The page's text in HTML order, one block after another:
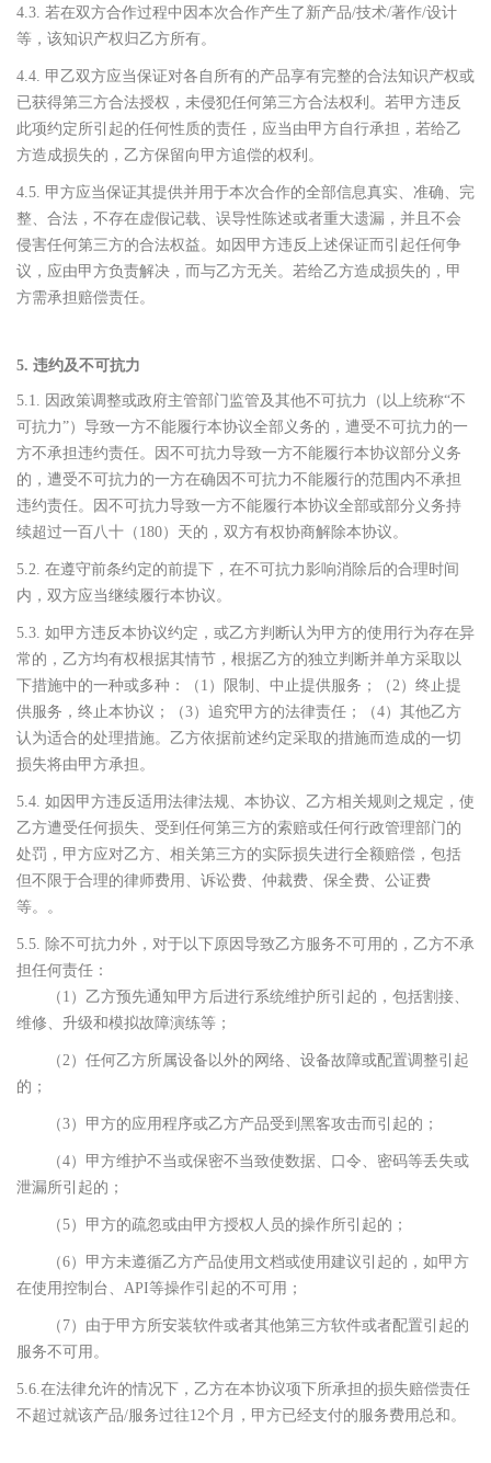
4.3. 若在双方合作过程中因本次合作产生了新产品/技术/著作/设计
等，该知识产权归乙方所有。
4.4. 甲乙双方应当保证对各自所有的产品享有完整的合法知识产权或
已获得第三方合法授权，未侵犯任何第三方合法权利。若甲方违反
此项约定所引起的任何性质的责任，应当由甲方自行承担，若给乙
方造成损失的，乙方保留向甲方追偿的权利。
4.5. 甲方应当保证其提供并用于本次合作的全部信息真实、准确、完
整、合法，不存在虚假记载、误导性陈述或者重大遗漏，并且不会
侵害任何第三方的合法权益。如因甲方违反上述保证而引起任何争
议，应由甲方负责解决，而与乙方无关。若给乙方造成损失的，甲
方需承担赔偿责任。
5. 违约及不可抗力
5.1. 因政策调整或政府主管部门监管及其他不可抗力（以上统称“不
可抗力”）导致一方不能履行本协议全部义务的，遭受不可抗力的一
方不承担违约责任。因不可抗力导致一方不能履行本协议部分义务
的，遭受不可抗力的一方在确因不可抗力不能履行的范围内不承担
违约责任。因不可抗力导致一方不能履行本协议全部或部分义务持
续超过一百八十（180）天的，双方有权协商解除本协议。
5.2. 在遵守前条约定的前提下，在不可抗力影响消除后的合理时间
内，双方应当继续履行本协议。
5.3. 如甲方违反本协议约定，或乙方判断认为甲方的使用行为存在异
常的，乙方均有权根据其情节，根据乙方的独立判断并单方采取以
下措施中的一种或多种：（1）限制、中止提供服务；（2）终止提
供服务，终止本协议；（3）追究甲方的法律责任；（4）其他乙方
认为适合的处理措施。乙方依据前述约定采取的措施而造成的一切
损失将由甲方承担。
5.4. 如因甲方违反适用法律法规、本协议、乙方相关规则之规定，使
乙方遭受任何损失、受到任何第三方的索赔或任何行政管理部门的
处罚，甲方应对乙方、相关第三方的实际损失进行全额赔偿，包括
但不限于合理的律师费用、诉讼费、仲裁费、保全费、公证费
等。。
5.5. 除不可抗力外，对于以下原因导致乙方服务不可用的，乙方不承
担任何责任：
（1）乙方预先通知甲方后进行系统维护所引起的，包括割接、
维修、升级和模拟故障演练等；
（2）任何乙方所属设备以外的网络、设备故障或配置调整引起
的；
（3）甲方的应用程序或乙方产品受到黑客攻击而引起的；
（4）甲方维护不当或保密不当致使数据、口令、密码等丢失或
泄漏所引起的；
（5）甲方的疏忽或由甲方授权人员的操作所引起的；
（6）甲方未遵循乙方产品使用文档或使用建议引起的，如甲方
在使用控制台、API等操作引起的不可用；
（7）由于甲方所安装软件或者其他第三方软件或者配置引起的
服务不可用。
5.6.在法律允许的情况下，乙方在本协议项下所承担的损失赔偿责任
不超过就该产品/服务过往12个月，甲方已经支付的服务费用总和。